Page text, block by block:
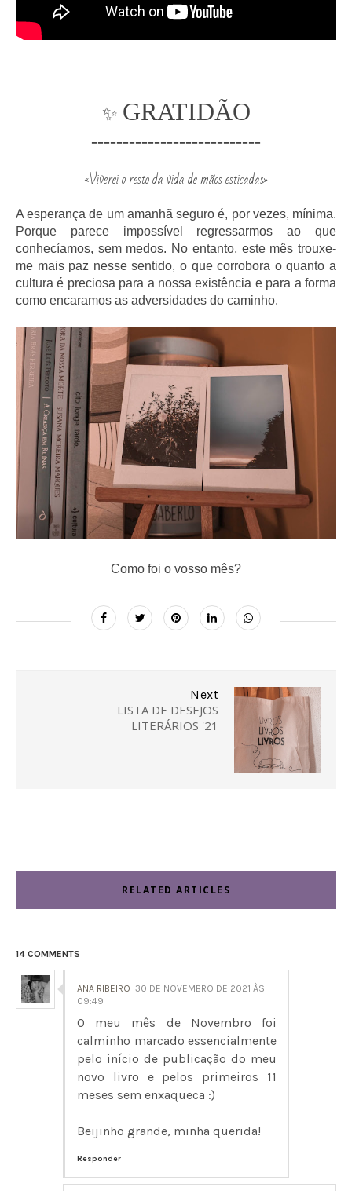
✨ GRATIDÃO
---------------------------
«Viverei o resto da vida de mãos esticadas»
A esperança de um amanhã seguro é, por vezes, mínima.
Porque parece impossível regressarmos ao que
conhecíamos, sem medos. No entanto, este mês trouxe-
me mais paz nesse sentido, o que corrobora o quanto a
cultura é preciosa para a nossa existência e para a forma
como encaramos as adversidades do caminho.
Como foi o vosso mês?
Next
LISTA DE DESEJOS
LITERÁRIOS '21
RELATED ARTICLES
14 COMMENTS
ANA RIBEIRO 30 DE NOVEMBRO DE 2021 ÀS
09:49
O meu mês de Novembro foi
calminho marcado essencialmente
pelo início de publicação do meu
novo livro e pelos primeiros 11
meses sem enxaqueca :)
Beijinho grande, minha querida!
Responder